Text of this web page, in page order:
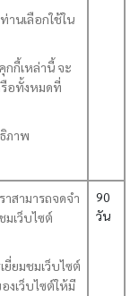
นเลือกใช้ใน
กี้เหล่านี้ จะ
อทั้งหมดที่
ภาพ
สามารถจดจำ
มเว็บไซต์
ยี่ยมชมเว็บไซต์
งเว็บไซต์ให้มี
90
วัน